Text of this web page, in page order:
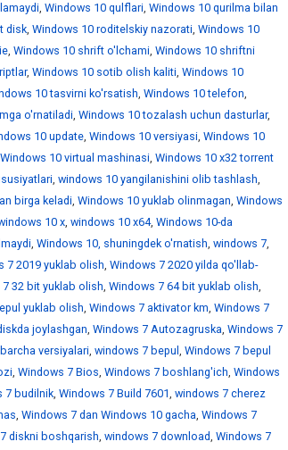
, Windows 10 qulflari, Windows 10 qurilma bilan
disk, Windows 10 roditelskiy nazorati, Windows 10
, Windows 10 shrift o'lchami, Windows 10 shriftni
, Windows 10 sotib olish kaliti, Windows 10
10 tasvirni ko'rsatish, Windows 10 telefon,
o'rnatiladi, Windows 10 tozalash uchun dasturlar,
10 update, Windows 10 versiyasi, Windows 10
Windows 10 virtual mashinasi, Windows 10 x32 torrent
, windows 10 yangilanishini olib tashlash,
birga keladi, Windows 10 yuklab olinmagan, Windows
10 х, windows 10 х64, Windows 10-da
, Windows 10, shuningdek o'rnatish, windows 7,
7 2019 yuklab olish, Windows 7 2020 yilda qo'llab-
32 bit yuklab olish, Windows 7 64 bit yuklab olish,
yuklab olish, Windows 7 aktivator km, Windows 7
joylashgan, Windows 7 Autozagruska, Windows 7
versiyalari, windows 7 bepul , Windows 7 bepul
, Windows 7 Bios, Windows 7 boshlang'ich, Windows
7 budilnik, Windows 7 Build 7601, windows 7 cherez
, Windows 7 dan Windows 10 gacha, Windows 7
diskni boshqarish, windows 7 download, Windows 7